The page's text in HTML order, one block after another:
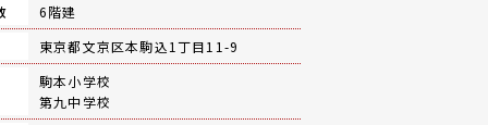
6階建
東京都文京区本駒込1丁目11-9
駒本小学校
第九中学校